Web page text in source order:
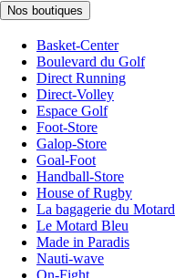
Nos boutiques
Basket-Center
Boulevard du Golf
Direct Running
Direct-Volley
Espace Golf
Foot-Store
Galop-Store
Goal-Foot
Handball-Store
House of Rugby
La bagagerie du Motard
Le Motard Bleu
Made in Paradis
Nauti-wave
On-Fight